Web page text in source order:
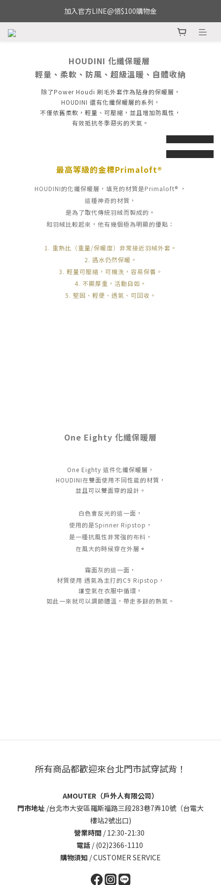
加入官方LINE@領$100購物金
HOUDINI 化纖保暖層
輕量、柔軟、防風、超級溫暖、自體收納
除了Power Houdi 刷毛外套作為貼身的保暖層，
HOUDINI 還有化纖保暖層的系列，
不僅依舊柔軟，輕量、可壓縮，並且增加防風性，
有效抵抗冬季惡劣的天氣。
prev
next
prev
next
最高等級的金標Primaloft®
HOUDINI的化纖保暖層， 填充的材質是Primaloft® ，
這種神奇的材質，
是為了取代傳統羽絨而製成的。
和羽絨比較起來，他有幾個極為明顯的優點：
1. 重熱比（重量/保暖度）非常接近羽絨外套。
2. 遇水仍然保暖。
3. 輕量可壓縮，可機洗，容易保養。
4. 不顯厚重，活動自如。
5. 堅固、輕便、透氣、可回收。
One Eighty 化纖保暖層
One Eighty 這件化纖保暖層，
HOUDINI在雙面使用不同性能的材質，
並且可以雙面穿的設計。
白色會反光的這一面，
使用的是Spinner Ripstop，
是一種抗風性非常強的布料，
在風大的時候穿在外層 。
霧面灰的這一面，
材質使用 透氣為主打的C9 Ripstop，
讓空氣在衣服中循環，
如此一來就可以調節體溫，帶走多餘的熱氣。
所有商品都歡迎來台北門市試穿試背！
AMOUTER（戶外人有限公司）
門市地址 /台北市大安區羅斯福路三段283巷7弄10號（台電大
樓站2號出口)
營業時間 / 12:30-21:30
電話 / (02)2366-1110
購物須知 /CUSTOMER SERVICE